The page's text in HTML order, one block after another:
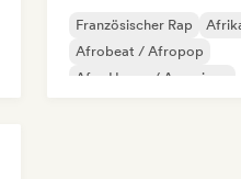
Französischer Rap
Afrobeat / Afropop
Afro House / Amapiano